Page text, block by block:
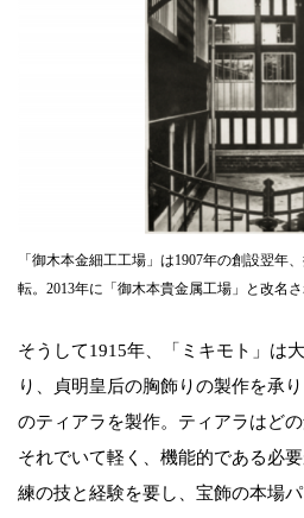
「御木本金細工工場」は1907年の創設翌年
転。2013年に「御木本貴金属工場」と改名さ
そうして1915年、「ミキモト」は
り、貞明皇后の胸飾りの製作を承
のティアラを製作。ティアラはど
それでいて軽く、機能的である必
練の技と経験を要し、宝飾の本場